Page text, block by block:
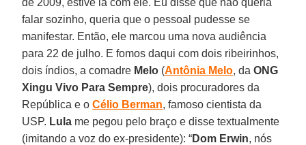
falar sozinho, queria que o pessoal pudesse se
manifestar. Então, ele marcou uma nova audiência
para 22 de julho. E fomos daqui com dois ribeirinhos,
dois índios, a comadre Melo (Antônia Melo, da ONG
Xingu Vivo Para Sempre), dois procuradores da
República e oCélio Berman, famoso cientista da
USP. Lula me pegou pelo braço e disse textualmente
(imitando a voz do ex-presidente): “Dom Erwin, nós